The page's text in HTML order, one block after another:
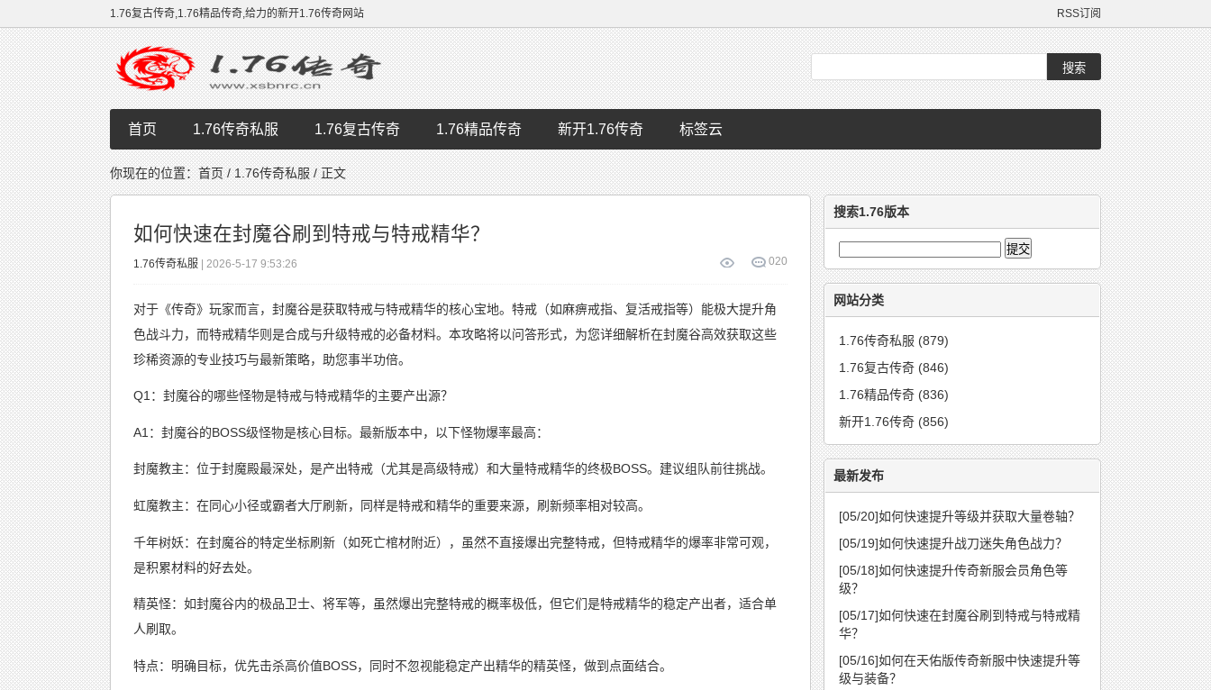
RSS订阅
1.76复古传奇,1.76精品传奇,给力的新开1.76传奇网站
首页 1.76传奇私服 1.76复古传奇 1.76精品传奇 新开1.76传奇 标签云
你现在的位置：首页/1.76传奇私服/ 正文
如何快速在封魔谷刷到特戒与特戒精华？
20
0
1.76传奇私服 | 2026-5-17 9:53:26
对于《传奇》玩家而言，封魔谷是获取特戒与特戒精华的核心宝地。特戒（如麻痹戒指、复活戒指等）能极大提升角
色战斗力，而特戒精华则是合成与升级特戒的必备材料。本攻略将以问答形式，为您详细解析在封魔谷高效获取这些
珍稀资源的专业技巧与最新策略，助您事半功倍。
Q1：封魔谷的哪些怪物是特戒与特戒精华的主要产出源？
A1：封魔谷的BOSS级怪物是核心目标。最新版本中，以下怪物爆率最高：
封魔教主：位于封魔殿最深处，是产出特戒（尤其是高级特戒）和大量特戒精华的终极BOSS。建议组队前往挑战。
虹魔教主：在同心小径或霸者大厅刷新，同样是特戒和精华的重要来源，刷新频率相对较高。
千年树妖：在封魔谷的特定坐标刷新（如死亡棺材附近），虽然不直接爆出完整特戒，但特戒精华的爆率非常可观，
是积累材料的好去处。
精英怪：如封魔谷内的极品卫士、将军等，虽然爆出完整特戒的概率极低，但它们是特戒精华的稳定产出者，适合单
人刷取。
特点：明确目标，优先击杀高价值BOSS，同时不忽视能稳定产出精华的精英怪，做到点面结合。
搜索1.76版本
网站分类
1.76传奇私服 (879)
1.76复古传奇 (846)
1.76精品传奇 (836)
新开1.76传奇 (856)
最新发布
[05/20]如何快速提升等级并获取大量卷轴？
[05/19]如何快速提升战刀迷失角色战力？
[05/18]如何快速提升传奇新服会员角色等
级？
[05/17]如何快速在封魔谷刷到特戒与特戒精
华？
[05/16]如何在天佑版传奇新服中快速提升等
级与装备？